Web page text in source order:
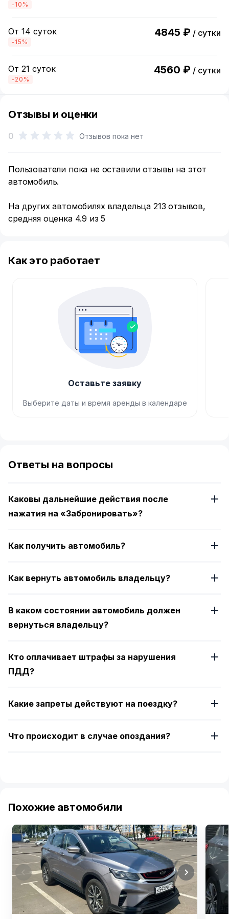
-10%
От 14 суток
-15%
4845 ₽ / сутки
От 21 суток
-20%
4560 ₽ / сутки
Отзывы и оценки
0 Отзывов пока нет
Пользователи пока не оставили отзывы на этот
автомобиль.
На других автомобилях владельца 213 отзывов,
средняя оценка 4.9 из 5
Как это работает
Оставьте заявку
Выберите даты и время аренды в календаре
of
4
Ответы на вопросы
Каковы дальнейшие действия после
нажатия на «Забронировать»?
Как получить автомобиль?
Как вернуть автомобиль владельцу?
В каком состоянии автомобиль должен
вернуться владельцу?
Кто оплачивает штрафы за нарушения
ПДД?
Какие запреты действуют на поездку?
Что происходит в случае опоздания?
Похожие автомобили